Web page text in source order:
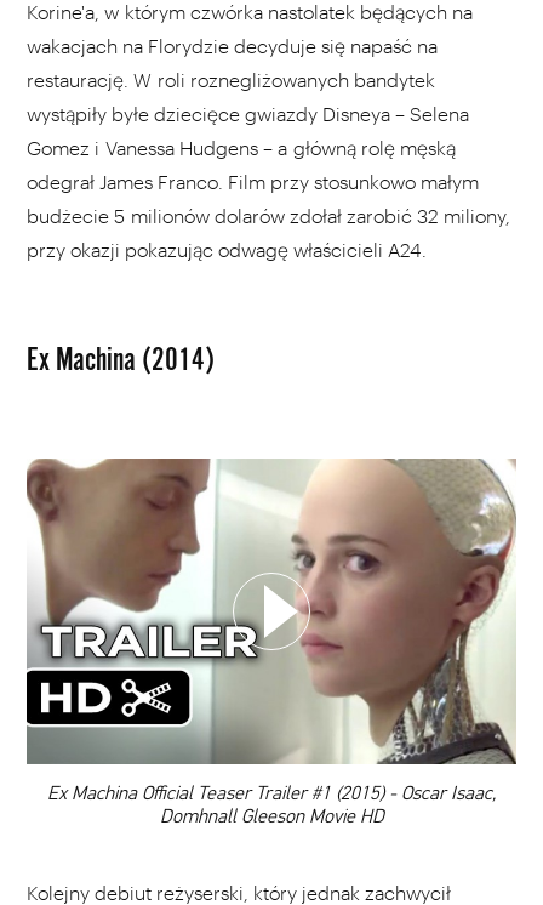
Korine'a, w którym czwórka nastolatek będących na
wakacjach na Florydzie decyduje się napaść na
restaurację. W roli roznegliżowanych bandytek
wystąpiły byłe dziecięce gwiazdy Disneya – Selena
Gomez i Vanessa Hudgens – a główną rolę męską
odegrał James Franco. Film przy stosunkowo małym
budżecie 5 milionów dolarów zdołał zarobić 32 miliony,
przy okazji pokazując odwagę właścicieli A24.
Ex Machina (2014)
00:00
Ex Machina Official Teaser Trailer #1 (2015) - Oscar Isaac,
Domhnall Gleeson Movie HD
WYBIERZ SWOJĄ PLAYLISTĘ
DODAJ TEN FILM DO PLAYLISTY
Kolejny debiut reżyserski, który jednak zachwycił